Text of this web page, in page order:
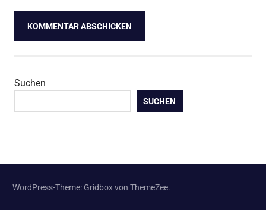
Suchen
SUCHEN
WordPress-Theme: Gridbox von ThemeZee.